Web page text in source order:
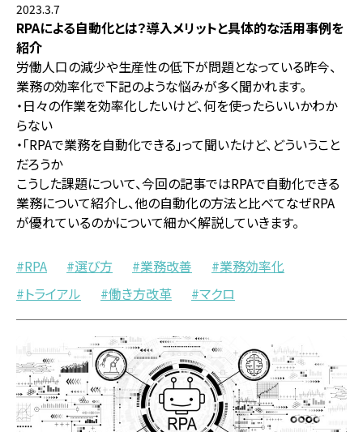
2023.3.7
RPAによる自動化とは？導入メリットと具体的な活用事例を
紹介
労働人口の減少や生産性の低下が問題となっている昨今、
業務の効率化で下記のような悩みが多く聞かれます。
・日々の作業を効率化したいけど、何を使ったらいいかわか
らない
・「RPAで業務を自動化できる」って聞いたけど、どういうこと
だろうか
こうした課題について、今回の記事ではRPAで自動化できる
業務について紹介し、他の自動化の方法と比べてなぜRPA
が優れているのかについて細かく解説していきます。
RPA 選び方 業務改善
業務効率化
トライアル
働き方改革 マクロ